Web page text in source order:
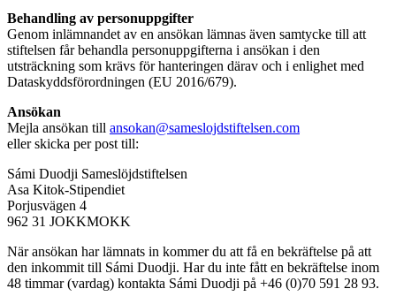
Behandling av personuppgifter
Genom inlämnandet av en ansökan lämnas även samtycke till att
stiftelsen får behandla personuppgifterna i ansökan i den
utsträckning som krävs för hanteringen därav och i enlighet med
Dataskyddsförordningen (EU 2016/679).
Ansökan
Mejla ansökan till ansokan@sameslojdstiftelsen.com
eller skicka per post till:
Sámi Duodji Sameslöjdstiftelsen
Asa Kitok-Stipendiet
Porjusvägen 4
962 31 JOKKMOKK
När ansökan har lämnats in kommer du att få en bekräftelse på att
den inkommit till Sámi Duodji. Har du inte fått en bekräftelse inom
48 timmar (vardag) kontakta Sámi Duodji på +46 (0)70 591 28 93.